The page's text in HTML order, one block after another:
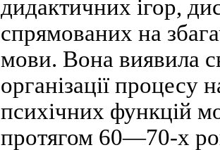
дидактичних ігор,
спрямованих на
мови. Вона виявила
організації процесу
психічних функцій
протягом 60—70-х